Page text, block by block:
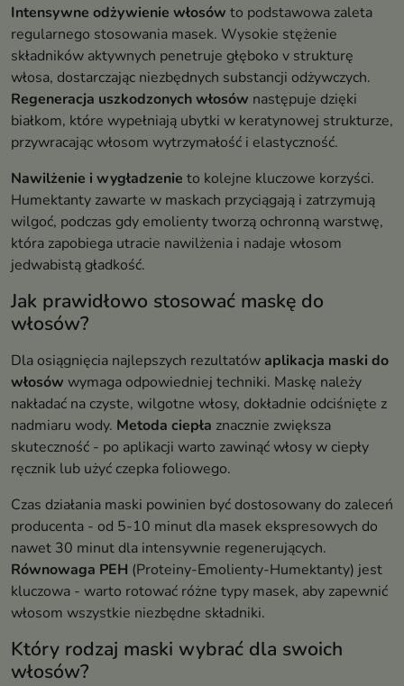
Intensywne odżywienie włosów to podstawowa zaleta
regularnego stosowania masek. Wysokie stężenie
składników aktywnych penetruje głęboko v strukturę
włosa, dostarczając niezbędnych substancji odżywczych.
Regeneracja uszkodzonych włosów następuje dzięki
białkom, które wypełniają ubytki w keratynowej strukturze,
przywracając włosom wytrzymałość i elastyczność.
Nawilżenie i wygładzenie to kolejne kluczowe korzyści.
Humektanty zawarte w maskach przyciągają i zatrzymują
wilgoć, podczas gdy emolienty tworzą ochronną warstwę,
która zapobiega utracie nawilżenia i nadaje włosom
jedwabistą gładkość.
Jak prawidłowo stosować maskę do
włosów?
Dla osiągnięcia najlepszych rezultatówaplikacja maski do
włosów wymaga odpowiedniej techniki. Maskę należy
nakładać na czyste, wilgotne włosy, dokładnie odciśnięte z
nadmiaru wody. Metoda ciepła znacznie zwiększa
skuteczność - po aplikacji warto zawinąć włosy w ciepły
ręcznik lub użyć czepka foliowego.
Czas działania maski powinien być dostosowany do zaleceń
producenta - od 5-10 minut dla masek ekspresowych do
nawet 30 minut dla intensywnie regenerujących.
Równowaga PEH (Proteiny-Emolienty-Humektanty) jest
kluczowa - warto rotować różne typy masek, aby zapewnić
włosom wszystkie niezbędne składniki.
Który rodzaj maski wybrać dla swoich
włosów?